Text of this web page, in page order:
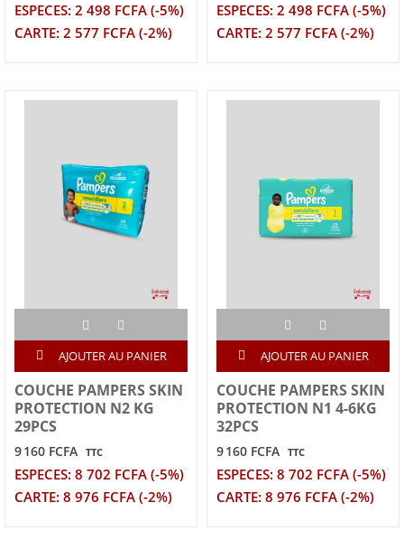
ESPECES: 2 498 FCFA (-5%)
CARTE: 2 577 FCFA (-2%)
ESPECES: 2 498 FCFA (-5%)
CARTE: 2 577 FCFA (-2%)
AJOUTER AU PANIER
COUCHE PAMPERS SKIN
PROTECTION N2 KG
29PCS
9 160 FCFA TTC
ESPECES: 8 702 FCFA (-5%)
CARTE: 8 976 FCFA (-2%)
AJOUTER AU PANIER
COUCHE PAMPERS SKIN
PROTECTION N1 4-6KG
32PCS
9 160 FCFA TTC
ESPECES: 8 702 FCFA (-5%)
CARTE: 8 976 FCFA (-2%)